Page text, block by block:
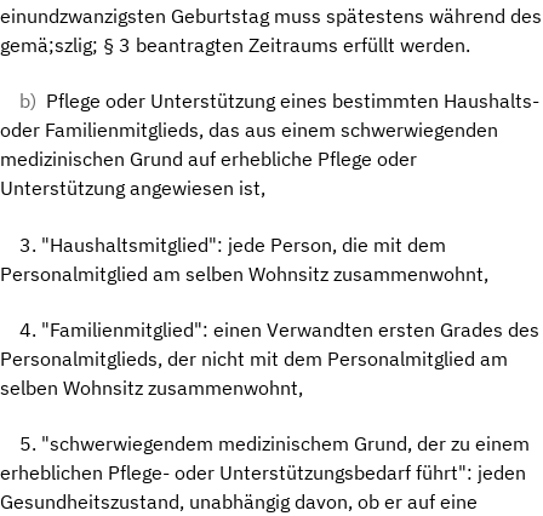
einundzwanzigsten Geburtstag muss spätestens während des
gemä;szlig; § 3 beantragten Zeitraums erfüllt werden.
b) Pflege oder Unterstützung eines bestimmten Haushalts-
oder Familienmitglieds, das aus einem schwerwiegenden
medizinischen Grund auf erhebliche Pflege oder
Unterstützung angewiesen ist,
3. "Haushaltsmitglied": jede Person, die mit dem
Personalmitglied am selben Wohnsitz zusammenwohnt,
4. "Familienmitglied": einen Verwandten ersten Grades des
Personalmitglieds, der nicht mit dem Personalmitglied am
selben Wohnsitz zusammenwohnt,
5. "schwerwiegendem medizinischem Grund, der zu einem
erheblichen Pflege- oder Unterstützungsbedarf führt": jeden
Gesundheitszustand, unabhängig davon, ob er auf eine